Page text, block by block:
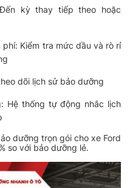
kỳ thay tiếp theo hoặc
phí: Kiểm tra mức dầu và rò rỉ
dõi lịch sử bảo dưỡng
Hệ thống tự động nhắc lịch
dưỡng trọn gói cho xe Ford
so với bảo dưỡng lẻ.